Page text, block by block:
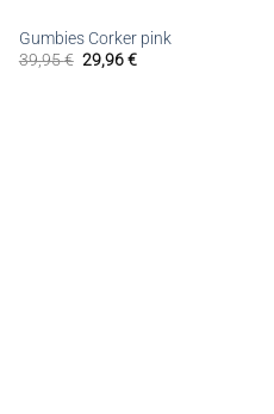
Gumbies Corker pink
39,95€ 29,96€